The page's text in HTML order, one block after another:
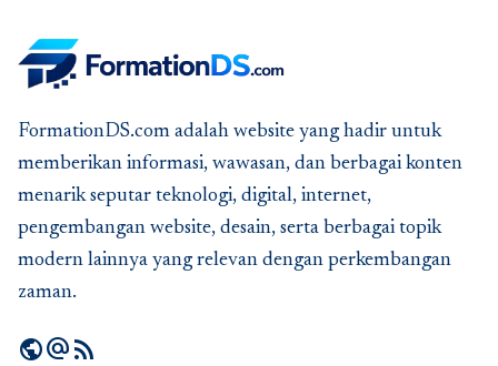
FormationDS.com adalah website yang hadir untuk
memberikan informasi, wawasan, dan berbagai konten
menarik seputar teknologi, digital, internet,
pengembangan website, desain, serta berbagai topik
modern lainnya yang relevan dengan perkembangan
zaman.
publicalternate_emailrss_feed